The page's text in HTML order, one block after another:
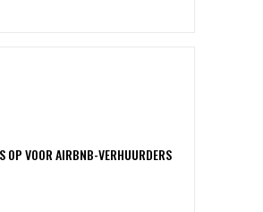
OP VOOR AIRBNB-VERHUURDERS